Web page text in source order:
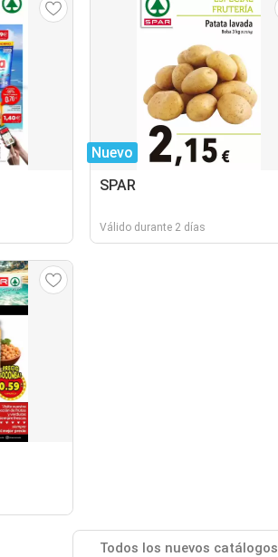
Nuevo
SPAR
Válido durante 2 días
Todos los nuevos catálogos